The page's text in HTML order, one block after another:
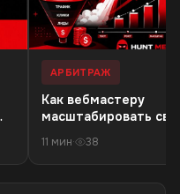
АРБИТРАЖ
Как вебмастеру
масштабировать
трафика
11 мин· 38